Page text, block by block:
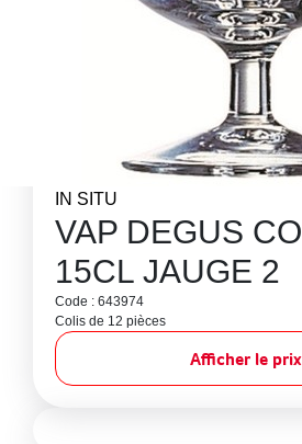
IN SITU
VAP DEGUS
15CL JAUGE 2
Code : 643974
Colis de 12 pièces
Afficher le prix